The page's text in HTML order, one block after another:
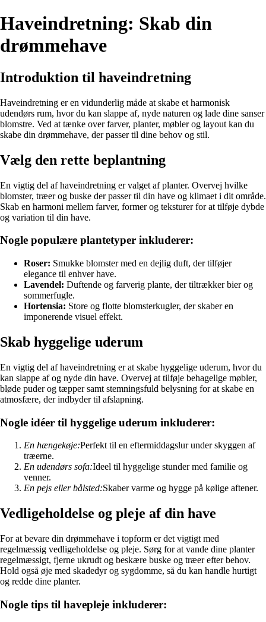
Haveindretning: Skab din
drømmehave
Introduktion til haveindretning
Haveindretning er en vidunderlig måde at skabe et harmonisk
udendørs rum, hvor du kan slappe af, nyde naturen og lade dine sanser
blomstre. Ved at tænke over farver, planter, møbler og layout kan du
skabe din drømmehave, der passer til dine behov og stil.
Vælg den rette beplantning
En vigtig del af haveindretning er valget af planter. Overvej hvilke
blomster, træer og buske der passer til din have og klimaet i dit område.
Skab en harmoni mellem farver, former og teksturer for at tilføje dybde
og variation til din have.
Nogle populære plantetyper inkluderer:
Roser: Smukke blomster med en dejlig duft, der tilføjer
elegance til enhver have.
Lavendel: Duftende og farverig plante, der tiltrækker bier og
sommerfugle.
Hortensia: Store og flotte blomsterkugler, der skaber en
imponerende visuel effekt.
Skab hyggelige uderum
En vigtig del af haveindretning er at skabe hyggelige uderum, hvor du
kan slappe af og nyde din have. Overvej at tilføje behagelige møbler,
bløde puder og tæpper samt stemningsfuld belysning for at skabe en
atmosfære, der indbyder til afslapning.
Nogle idéer til hyggelige uderum inkluderer:
En hængekøje:Perfekt til en eftermiddagslur under skyggen af
træerne.
En udendørs sofa:Ideel til hyggelige stunder med familie og
venner.
En pejs eller bålsted:Skaber varme og hygge på kølige aftener.
Vedligeholdelse og pleje af din have
For at bevare din drømmehave i topform er det vigtigt med
regelmæssig vedligeholdelse og pleje. Sørg for at vande dine planter
regelmæssigt, fjerne ukrudt og beskære buske og træer efter behov.
Hold også øje med skadedyr og sygdomme, så du kan handle hurtigt
og redde dine planter.
Nogle tips til havepleje inkluderer: